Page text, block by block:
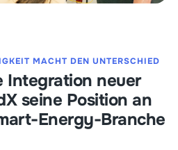
MACHT DEN UNTERSCHIED
Integration neuer
seine Position an
Energy-Branche